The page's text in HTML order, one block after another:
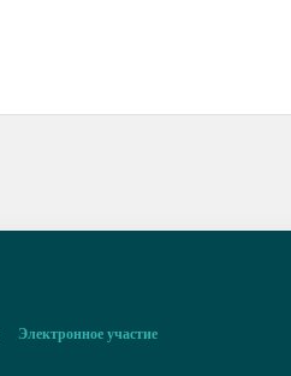
Электронное участие